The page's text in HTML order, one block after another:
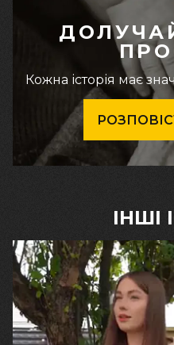
Кожна історія має
ІНШІ